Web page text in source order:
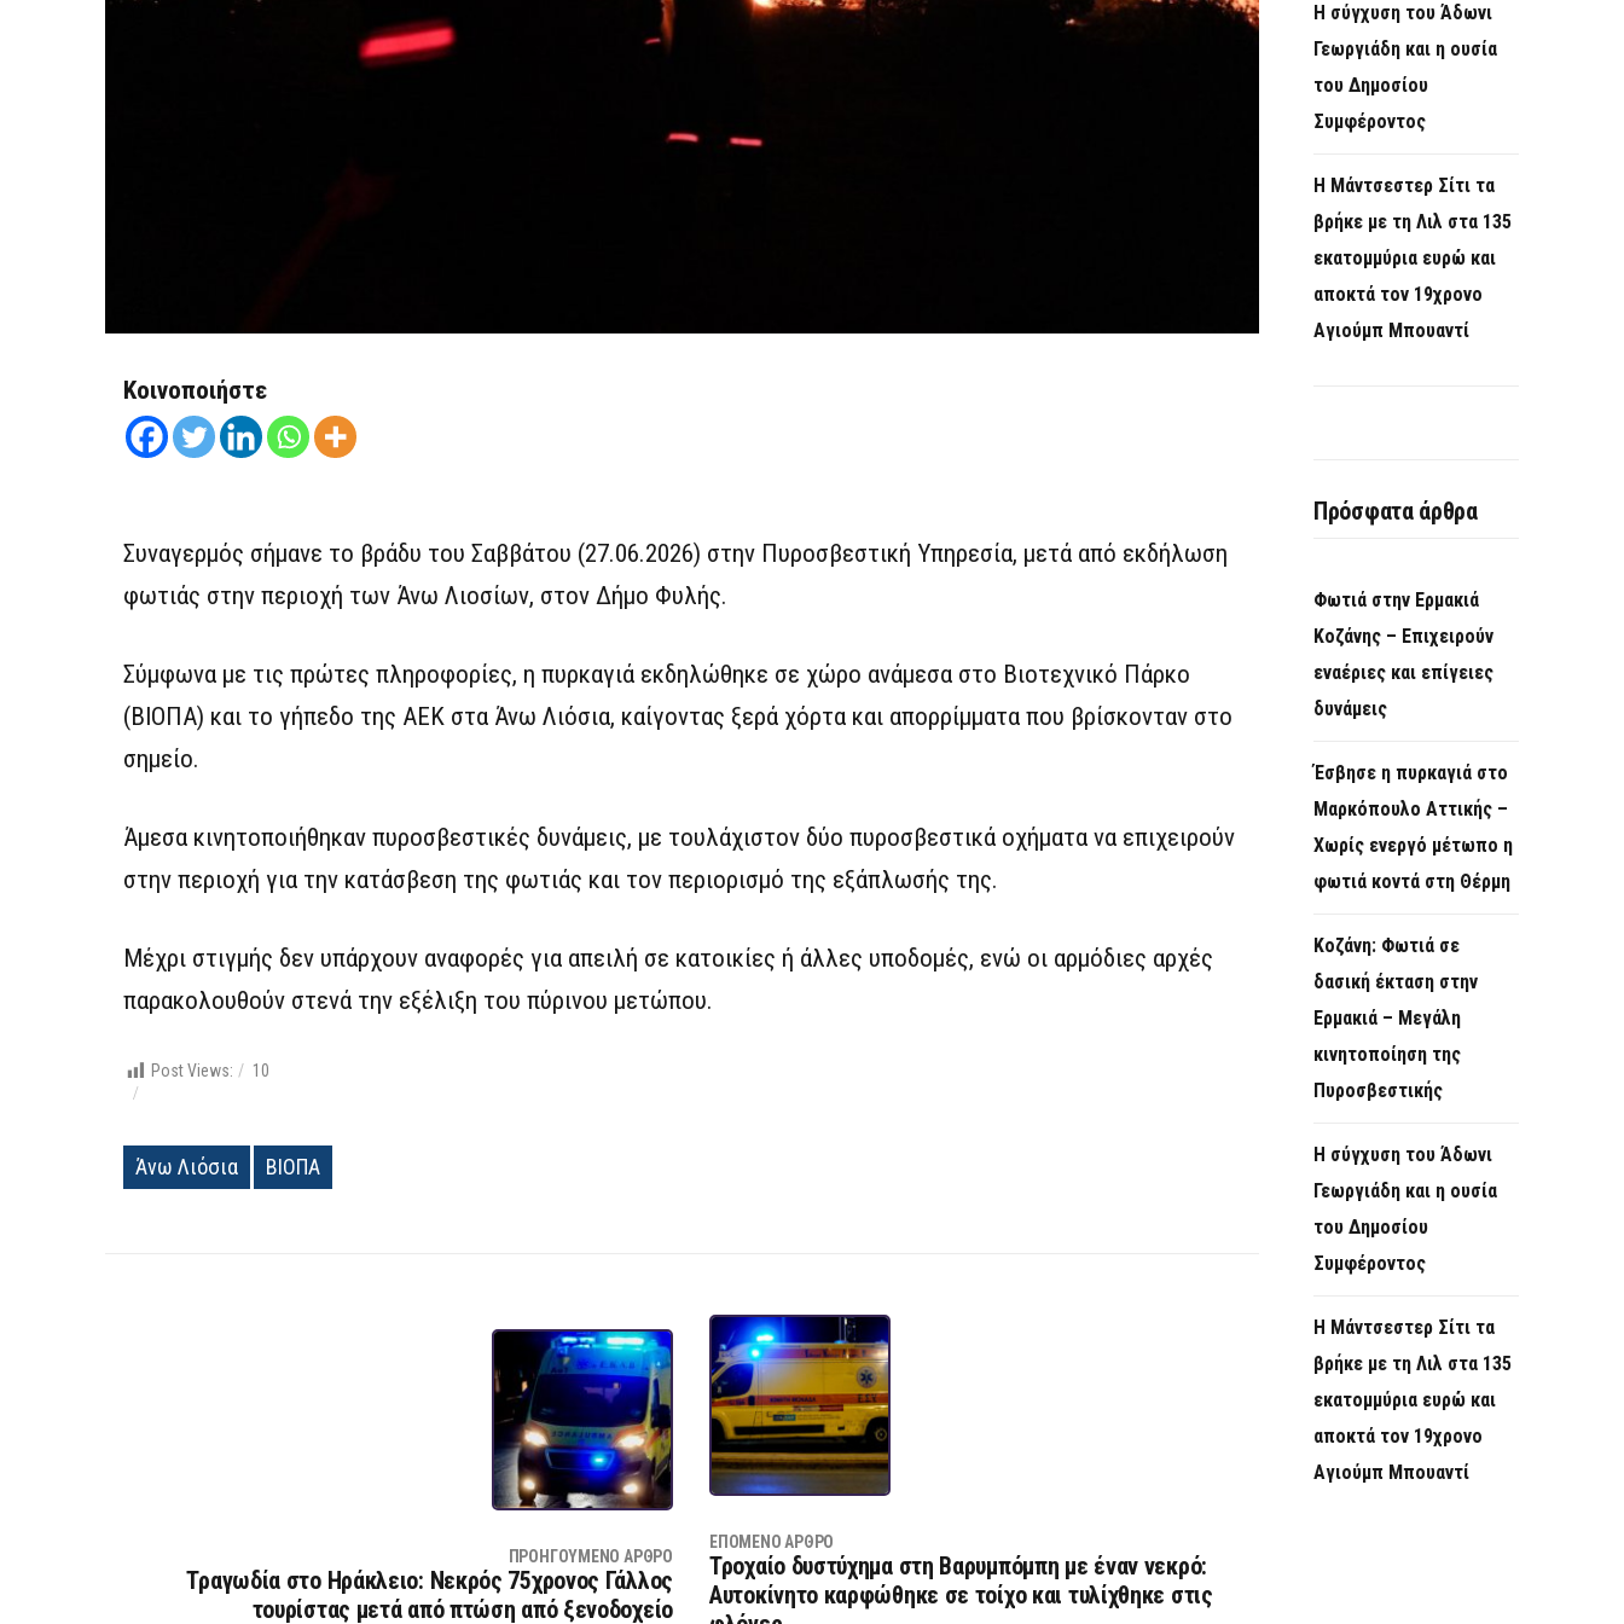
Κοινοποιήστε
Συναγερμός σήμανε το βράδυ του Σαββάτου (27.06.2026) στην Πυροσβεστική Υπηρεσία, μετά από εκδήλωση
φωτιάς στην περιοχή των Άνω Λιοσίων, στον Δήμο Φυλής.
Σύμφωνα με τις πρώτες πληροφορίες, η πυρκαγιά εκδηλώθηκε σε χώρο ανάμεσα στο Βιοτεχνικό Πάρκο
(ΒΙΟΠΑ) και το γήπεδο της ΑΕΚ στα Άνω Λιόσια, καίγοντας ξερά χόρτα και απορρίμματα που βρίσκονταν στο
σημείο.
Άμεσα κινητοποιήθηκαν πυροσβεστικές δυνάμεις, με τουλάχιστον δύο πυροσβεστικά οχήματα να επιχειρούν
στην περιοχή για την κατάσβεση της φωτιάς και τον περιορισμό της εξάπλωσής της.
Μέχρι στιγμής δεν υπάρχουν αναφορές για απειλή σε κατοικίες ή άλλες υποδομές, ενώ οι αρμόδιες αρχές
παρακολουθούν στενά την εξέλιξη του πύρινου μετώπου.
Post Views: 10
Άνω Λιόσια ΒΙΟΠΑ
ΠΡΟΗΓΟΎΜΕΝΟ ΆΡΘΡΟ
Τραγωδία στο Ηράκλειο: Νεκρός 75χρονος Γάλλος
τουρίστας μετά από πτώση από ξενοδοχείο
ΕΠΌΜΕΝΟ ΆΡΘΡΟ
Τροχαίο δυστύχημα στη Βαρυμπόμπη με έναν νεκρό:
Αυτοκίνητο καρφώθηκε σε τοίχο και τυλίχθηκε στις
Η σύγχυση του Άδωνι
Γεωργιάδη και η ουσία
του Δημοσίου
Συμφέροντος
Η Μάντσεστερ Σίτι τα
βρήκε με τη Λιλ στα 135
εκατομμύρια ευρώ και
αποκτά τον 19χρονο
Αγιούμπ Μπουαντί
Πρόσφατα άρθρα
Φωτιά στην Ερμακιά
Κοζάνης – Επιχειρούν
εναέριες και επίγειες
δυνάμεις
Έσβησε η πυρκαγιά στο
Μαρκόπουλο Αττικής –
Χωρίς ενεργό μέτωπο η
φωτιά κοντά στη Θέρμη
Κοζάνη: Φωτιά σε
δασική έκταση στην
Ερμακιά – Μεγάλη
κινητοποίηση της
Πυροσβεστικής
Η σύγχυση του Άδωνι
Γεωργιάδη και η ουσία
του Δημοσίου
Συμφέροντος
Η Μάντσεστερ Σίτι τα
βρήκε με τη Λιλ στα 135
εκατομμύρια ευρώ και
αποκτά τον 19χρονο
Αγιούμπ Μπουαντί